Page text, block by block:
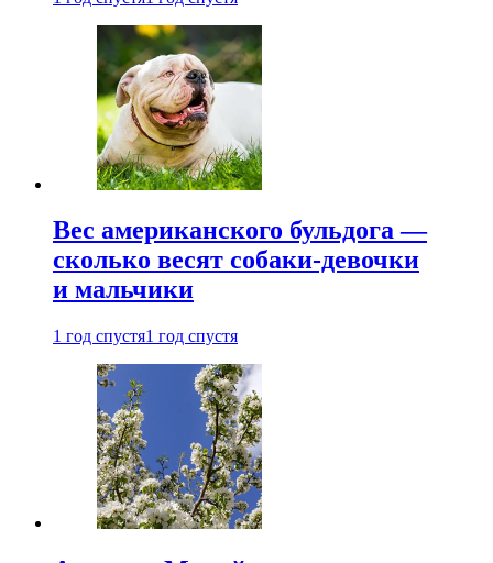
Вес американского бульдога —
сколько весят собаки-девочки
и мальчики
1 год спустя1 год спустя